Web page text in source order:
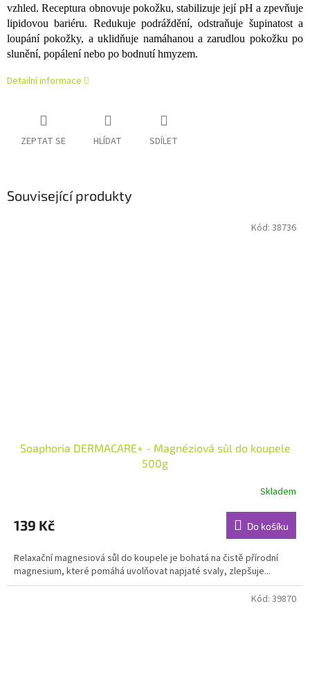
vzhled. Receptura obnovuje pokožku, stabilizuje její pH a zpevňuje
lipidovou bariéru. Redukuje podráždění, odstraňuje šupinatost a
loupání pokožky, a uklidňuje namáhanou a zarudlou pokožku po
slunění, popálení nebo po bodnutí hmyzem.
Detailní informace
ZEPTAT SE HLÍDAT SDÍLET
Související produkty
Soaphoria DERMACARE+ - Magnéziová sůl do koupele
500g
produktu
je
z
5
hvězdiček.
Skladem
139 Kč Do košíku
Relaxační magnesiová sůl do koupele je bohatá na čistě přírodní
magnesium, které pomáhá uvolňovat napjaté svaly, zlepšuje...
Kód: 38736
Kód: 39870